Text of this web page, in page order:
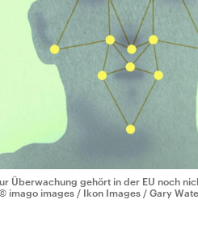
Überwachung gehört in der EU noch
imago images / Ikon Images / Gary